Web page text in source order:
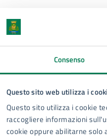
Consenso
Questo sito web utilizza i
Questo sito utilizza i cookie
raccogliere informazioni
cookie oppure abilitarne
Contemporanea
dedicata a Santa